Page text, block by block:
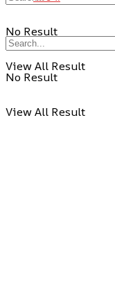
No Result
View All Result
No Result
View All Result